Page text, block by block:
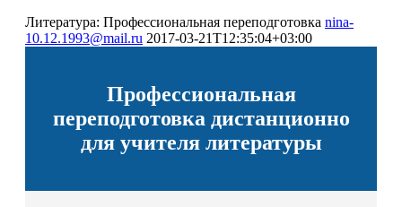
Литература: Профессиональная переподготовка nina-
10.12.1993@mail.ru 2017-03-21T12:35:04+03:00
Профессиональная
переподготовка дистанционно
для учителя литературы